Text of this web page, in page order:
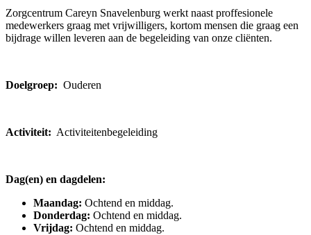
Zorgcentrum Careyn Snavelenburg werkt naast proffesionele
medewerkers graag met vrijwilligers, kortom mensen die graag een
bijdrage willen leveren aan de begeleiding van onze cliënten.
Doelgroep: Ouderen
Activiteit: Activiteitenbegeleiding
Dag(en) en dagdelen:
Maandag: Ochtend en middag.
Donderdag: Ochtend en middag.
Vrijdag: Ochtend en middag.